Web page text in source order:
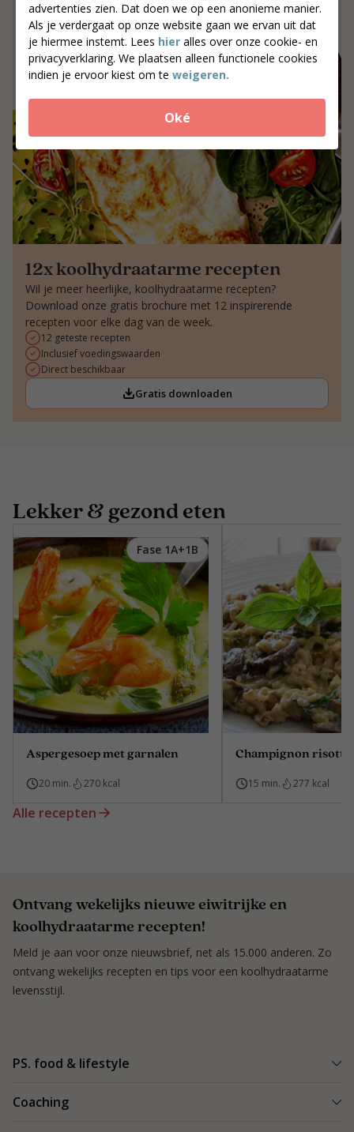
advertenties zien. Dat doen we op een anonieme manier.
Als je verdergaat op onze website gaan we ervan uit dat
je hiermee instemt. Lees hier alles over onze cookie- en
privacyverklaring. We plaatsen alleen functionele cookies
indien je ervoor kiest om te weigeren.
Oké
Samen werken aan resultaat dat blijft.
Jouw postcode
Zoek coaches
12x koolhydraatarme recepten
Wil je meer heerlijke, koolhydraatarme recepten?
Download onze gratis brochure met 12 inspirerende
recepten voor elke dag van de week.
12 geteste recepten
Inclusief voedingswaarden
Direct beschikbaar
Gratis downloaden
Lekker & gezond eten
Fase 1A+1B
Aspergesoep met garnalen
20 min. 270 kcal
Champignon risotto
15 min. 277 kcal
Alle recepten
Ontvang wekelijks nieuwe eiwitrijke en
koolhydraatarme recepten!
Meld je aan voor onze nieuwsbrief, net als 15.000 anderen. Zo
ontvang wekelijks recepten en tips voor een koolhydraatarme
levensstijl.
PS. food & lifestyle
Coaching